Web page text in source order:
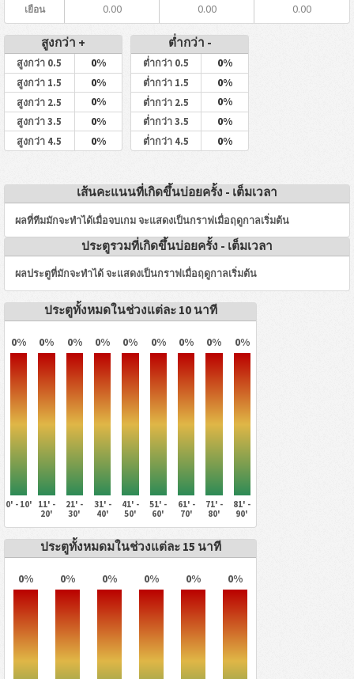
เยือน 0.00 0.00 0.00
สูงกว่า +
สูงกว่า 0.5 0%
สูงกว่า 1.5 0%
สูงกว่า 2.5 0%
สูงกว่า 3.5 0%
สูงกว่า 4.5 0%
ต่ำกว่า -
ต่ำกว่า 0.5 0%
ต่ำกว่า 1.5 0%
ต่ำกว่า 2.5 0%
ต่ำกว่า 3.5 0%
ต่ำกว่า 4.5 0%
เส้นคะแนนที่เกิดขึ้นบ่อยครั้ง - เต็มเวลา
ผลที่ทีมมักจะทำได้เมื่อจบเกม จะแสดงเป็นกราฟเมื่อฤดูกาลเริ่มต้น
ประตูรวมที่เกิดขึ้นบ่อยครั้ง - เต็มเวลา
ผลประตูที่มักจะทำได้ จะแสดงเป็นกราฟเมื่อฤดูกาลเริ่มต้น
ประตูทั้งหมดในช่วงแต่ละ 10 นาที
0% 0% 0% 0% 0% 0% 0% 0% 0%
0' - 10'
11' -
20'
21' -
30'
31' -
40'
41' -
50'
51' -
60'
61' -
70'
71' -
80'
81' -
90'
ประตูทั้งหมดมในช่วงแต่ละ 15 นาที
0% 0% 0% 0% 0% 0%